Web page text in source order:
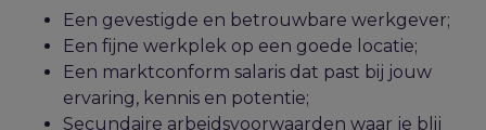
Een gevestigde en betrouwbare werkgever;
Een fijne werkplek op een goede locatie;
Een marktconform salaris dat past bij jouw
ervaring, kennis en potentie;
Secundaire arbeidsvoorwaarden waar je blij